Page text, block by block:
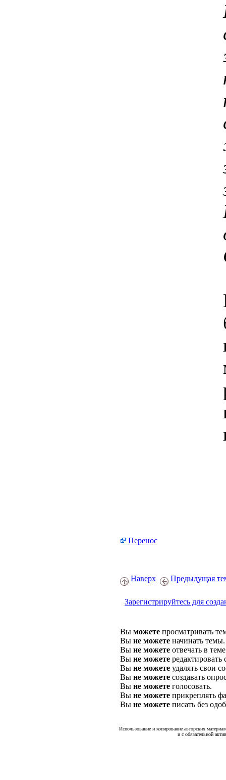
Перенос
Наверх Предыдущая
Зарегистрируйтесь для
Вы можете просматривать
Вы не можете начинать темы.
Вы не можете отвечать в
Вы не можете
Вы не можете удалять свои
Вы не можете создавать
Вы не можете голосовать.
Вы не можете прикреплять
Вы не можете писать без
Использование и копирование авторских
и с обязательной